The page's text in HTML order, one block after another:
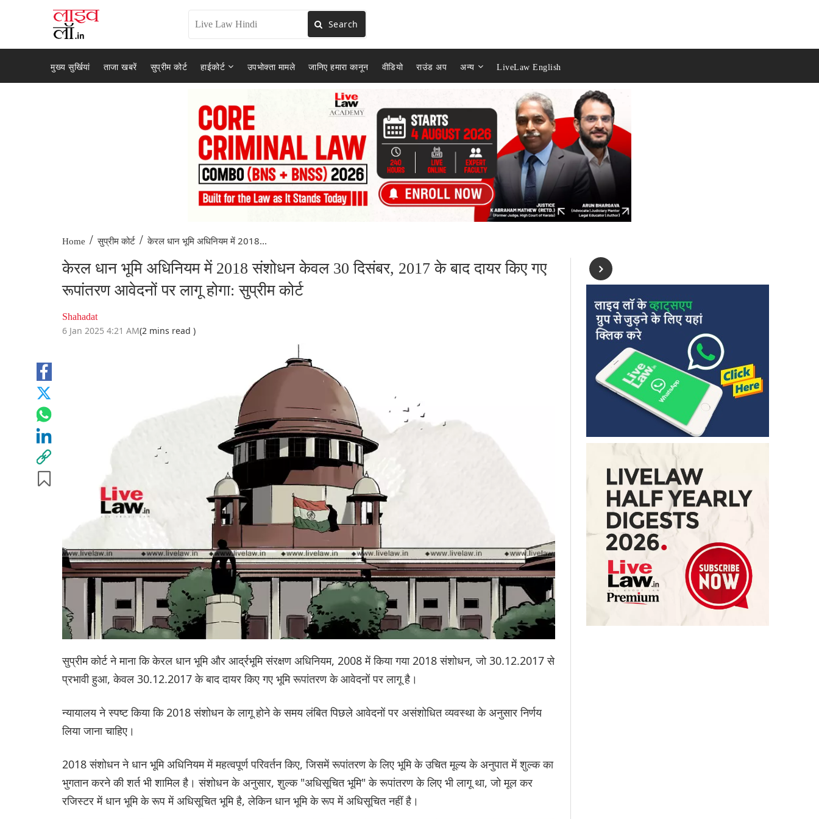
Search
मुख्य सुर्खियां ताजा खबरें सुप्रीम कोर्ट हाईकोर्ट उपभोक्ता मामले जानिए हमारा कानून वीडियो राउंड अप अन्य LiveLaw English
Home / सुप्रीम कोर्ट / केरल धान भूमि अधिनियम में 2018...
केरल धान भूमि अधिनियम में 2018 संशोधन केवल 30 दिसंबर, 2017 के बाद दायर किए गए
रूपांतरण आवेदनों पर लागू होगा: सुप्रीम कोर्ट
Shahadat
6 Jan 2025 4:21 AM(2 mins read )
सुप्रीम कोर्ट ने माना कि केरल धान भूमि और आर्द्रभूमि संरक्षण अधिनियम, 2008 में किया गया 2018 संशोधन, जो 30.12.2017 से
प्रभावी हुआ, केवल 30.12.2017 के बाद दायर किए गए भूमि रूपांतरण के आवेदनों पर लागू है।
न्यायालय ने स्पष्ट किया कि 2018 संशोधन के लागू होने के समय लंबित पिछले आवेदनों पर असंशोधित व्यवस्था के अनुसार निर्णय
लिया जाना चाहिए।
2018 संशोधन ने धान भूमि अधिनियम में महत्वपूर्ण परिवर्तन किए, जिसमें रूपांतरण के लिए भूमि के उचित मूल्य के अनुपात में शुल्क का
भुगतान करने की शर्त भी शामिल है। संशोधन के अनुसार, शुल्क "अधिसूचित भूमि" के रूपांतरण के लिए भी लागू था, जो मूल कर
रजिस्टर में धान भूमि के रूप में अधिसूचित भूमि है, लेकिन धान भूमि के रूप में अधिसूचित नहीं है।